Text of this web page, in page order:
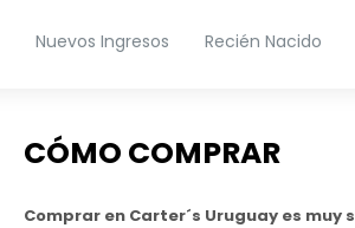
Nuevos Ingresos Recién Nacido
CÓMO COMPRAR
Comprar en Carter´s Uruguay es